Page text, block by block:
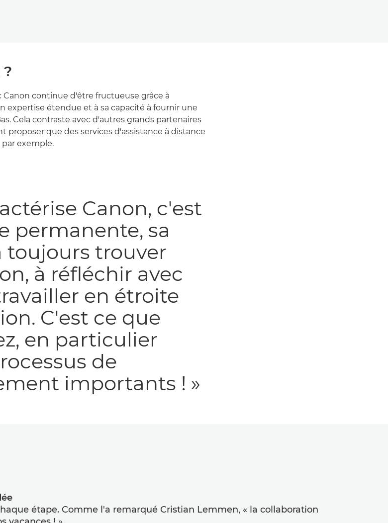
Canon continue d'être fructueuse grâce à
expertise étendue et à sa capacité à fournir une
Cela contraste avec d'autres grands partenaires
proposer que des services d'assistance à distance
par exemple.
Canon, c'est
permanente, sa
toujours trouver
à réfléchir avec
en étroite
C'est ce que
en particulier
de
importants ! »
étape. Comme l'a remarqué Cristian Lemmen, « la collaboration